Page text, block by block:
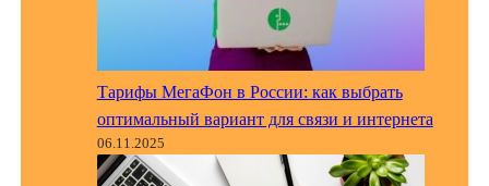
Тарифы МегаФон в России: как выбрать
оптимальный вариант для связи и интернета
06.11.2025